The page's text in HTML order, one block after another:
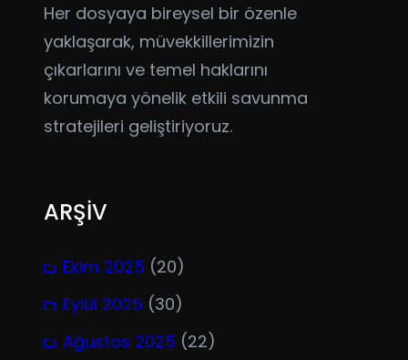
Her dosyaya bireysel bir özenle
yaklaşarak, müvekkillerimizin
çıkarlarını ve temel haklarını
korumaya yönelik etkili savunma
stratejileri geliştiriyoruz.
ARŞİV
Ekim 2025 (20)
Eylül 2025 (30)
Ağustos 2025 (22)